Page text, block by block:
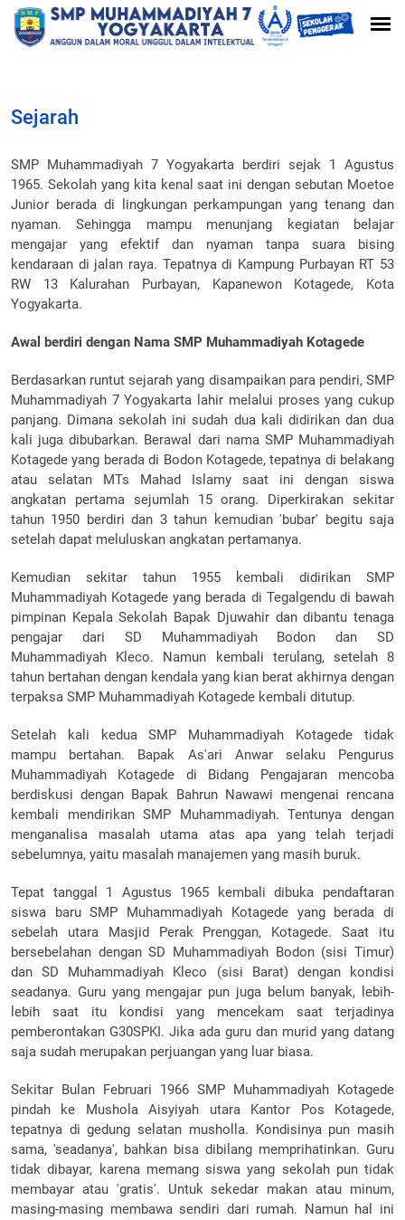
Sejarah
SMP Muhammadiyah 7 Yogyakarta berdiri sejak 1 Agustus
1965. Sekolah yang kita kenal saat ini dengan sebutan Moetoe
Junior berada di lingkungan perkampungan yang tenang dan
nyaman. Sehingga mampu menunjang kegiatan belajar
mengajar yang efektif dan nyaman tanpa suara bising
kendaraan di jalan raya. Tepatnya di Kampung Purbayan RT 53
RW 13 Kalurahan Purbayan, Kapanewon Kotagede, Kota
Yogyakarta.
Awal berdiri dengan Nama SMP Muhammadiyah Kotagede
Berdasarkan runtut sejarah yang disampaikan para pendiri, SMP
Muhammadiyah 7 Yogyakarta lahir melalui proses yang cukup
panjang. Dimana sekolah ini sudah dua kali didirikan dan dua
kali juga dibubarkan. Berawal dari nama SMP Muhammadiyah
Kotagede yang berada di Bodon Kotagede, tepatnya di belakang
atau selatan MTs Mahad Islamy saat ini dengan siswa
angkatan pertama sejumlah 15 orang. Diperkirakan sekitar
tahun 1950 berdiri dan 3 tahun kemudian 'bubar' begitu saja
setelah dapat meluluskan angkatan pertamanya.
Kemudian sekitar tahun 1955 kembali didirikan SMP
Muhammadiyah Kotagede yang berada di Tegalgendu di bawah
pimpinan Kepala Sekolah Bapak Djuwahir dan dibantu tenaga
pengajar dari SD Muhammadiyah Bodon dan SD
Muhammadiyah Kleco. Namun kembali terulang, setelah 8
tahun bertahan dengan kendala yang kian berat akhirnya dengan
terpaksa SMP Muhammadiyah Kotagede kembali ditutup.
Setelah kali kedua SMP Muhammadiyah Kotagede tidak
mampu bertahan. Bapak As'ari Anwar selaku Pengurus
Muhammadiyah Kotagede di Bidang Pengajaran mencoba
berdiskusi dengan Bapak Bahrun Nawawi mengenai rencana
kembali mendirikan SMP Muhammadiyah. Tentunya dengan
menganalisa masalah utama atas apa yang telah terjadi
sebelumnya, yaitu masalah manajemen yang masih buruk.
Tepat tanggal 1 Agustus 1965 kembali dibuka pendaftaran
siswa baru SMP Muhammadiyah Kotagede yang berada di
sebelah utara Masjid Perak Prenggan, Kotagede. Saat itu
bersebelahan dengan SD Muhammadiyah Bodon (sisi Timur)
dan SD Muhammadiyah Kleco (sisi Barat) dengan kondisi
seadanya. Guru yang mengajar pun juga belum banyak, lebih-
lebih saat itu kondisi yang mencekam saat terjadinya
pemberontakan G30SPKI. Jika ada guru dan murid yang datang
saja sudah merupakan perjuangan yang luar biasa.
Sekitar Bulan Februari 1966 SMP Muhammadiyah Kotagede
pindah ke Mushola Aisyiyah utara Kantor Pos Kotagede,
tepatnya di gedung selatan musholla. Kondisinya pun masih
sama, 'seadanya', bahkan bisa dibilang memprihatinkan. Guru
tidak dibayar, karena memang siswa yang sekolah pun tidak
membayar atau 'gratis'. Untuk sekedar makan atau minum,
masing-masing membawa sendiri dari rumah. Namun hal ini